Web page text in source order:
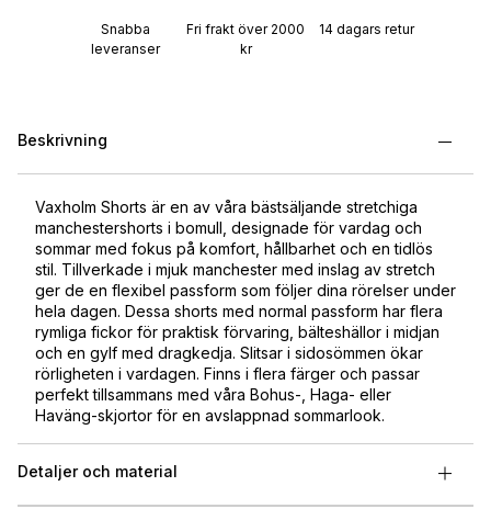
Snabba
leveranser
Fri frakt över 2000
kr
14 dagars retur
Beskrivning
Vaxholm Shorts är en av våra bästsäljande stretchiga
manchestershorts i bomull, designade för vardag och
sommar med fokus på komfort, hållbarhet och en tidlös
stil. Tillverkade i mjuk manchester med inslag av stretch
ger de en flexibel passform som följer dina rörelser under
hela dagen. Dessa shorts med normal passform har flera
rymliga fickor för praktisk förvaring, bälteshällor i midjan
och en gylf med dragkedja. Slitsar i sidosömmen ökar
rörligheten i vardagen. Finns i flera färger och passar
perfekt tillsammans med våra Bohus-, Haga- eller
Haväng-skjortor för en avslappnad sommarlook.
Detaljer och material